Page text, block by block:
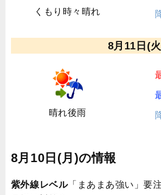
くもり時々晴れ
8月11日(
晴れ後雨
8月10日(月)の情報
紫外線レベル「まあまあ強い」要